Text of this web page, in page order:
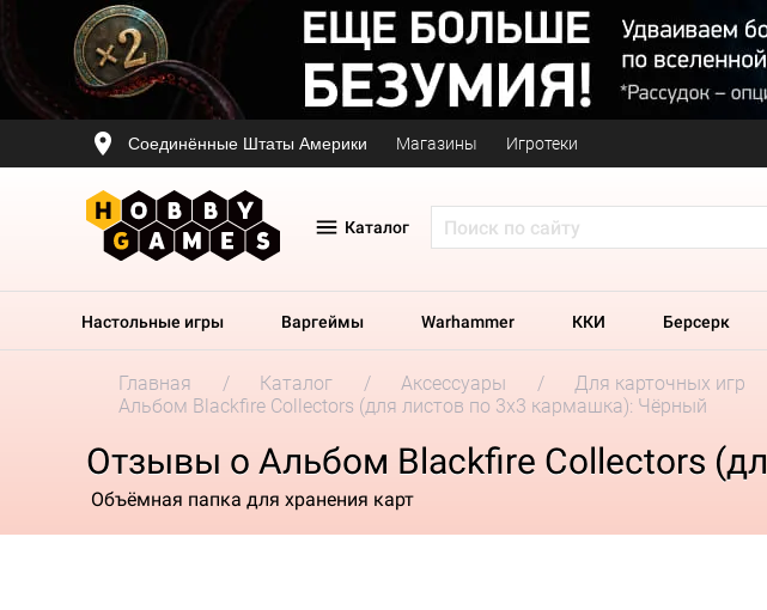
Соединённые Штаты Америки Магазины Игротеки
Каталог
Настольные игры Варгеймы Warhammer ККИ Берсерк
Главная Каталог Аксессуары Для карточных игр
Альбом Blackfire Collectors (для листов по 3x3 кармашка): Чёрный
Отзывы о Альбом Blackfire Collectors
Объёмная папка для хранения карт